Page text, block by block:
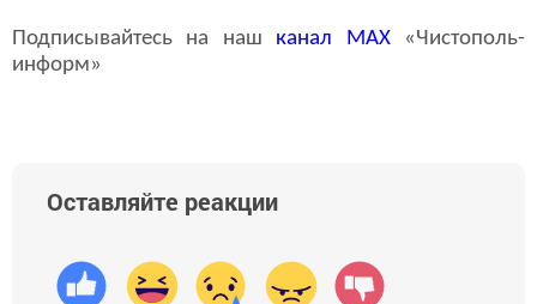
Подписывайтесь на наш канал MAX«Чистополь-
информ»
Оставляйте реакции